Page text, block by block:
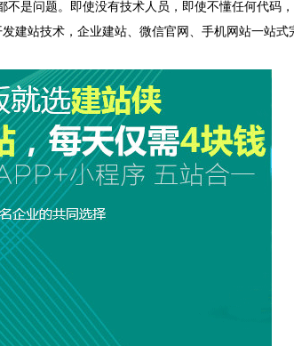
是问题。即使没有技术人员，即使不懂任何代码
发建站技术，企业建站、微信官网、手机网站一站